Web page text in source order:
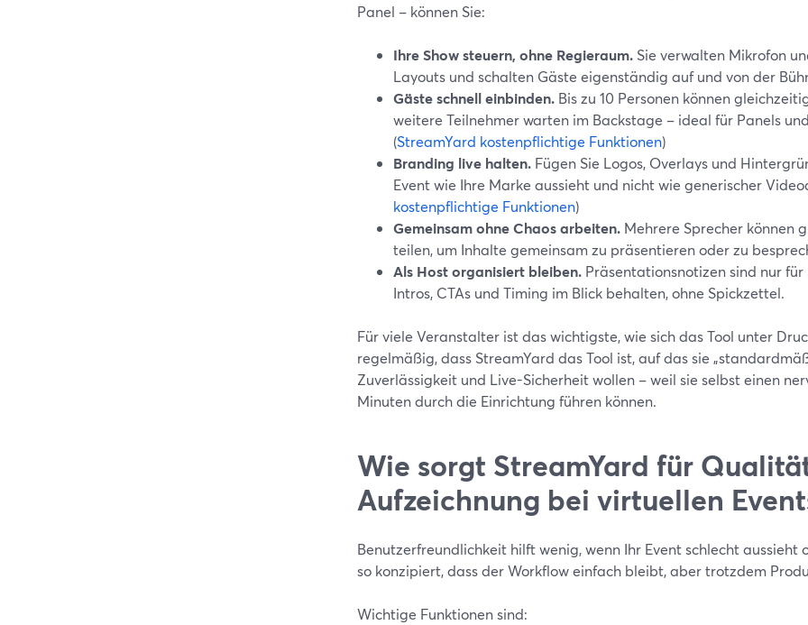
Panel – können Sie:
Ihre Show steuern, ohne Regieraum. Sie verwalten Mikrofon
Layouts und schalten Gäste eigenständig auf und von der
Gäste schnell einbinden. Bis zu 10 Personen können
weitere Teilnehmer warten im Backstage – ideal für Panels
(StreamYard kostenpflichtige Funktionen)
Branding live halten. Fügen Sie Logos, Overlays und
Event wie Ihre Marke aussieht und nicht wie generischer
kostenpflichtige Funktionen)
Gemeinsam ohne Chaos arbeiten. Mehrere Sprecher können
teilen, um Inhalte gemeinsam zu präsentieren oder zu
Als Host organisiert bleiben. Präsentationsnotizen sind nur für
Intros, CTAs und Timing im Blick behalten, ohne Spickzettel.
Für viele Veranstalter ist das wichtigste, wie sich das Tool unter
regelmäßig, dass StreamYard das Tool ist, auf das sie
Zuverlässigkeit und Live-Sicherheit wollen – weil sie selbst einen
Minuten durch die Einrichtung führen können.
Wie sorgt StreamYard für
Aufzeichnung bei virtuellen
Benutzerfreundlichkeit hilft wenig, wenn Ihr Event schlecht aussieht
so konzipiert, dass der Workflow einfach bleibt, aber trotzdem
Wichtige Funktionen sind: